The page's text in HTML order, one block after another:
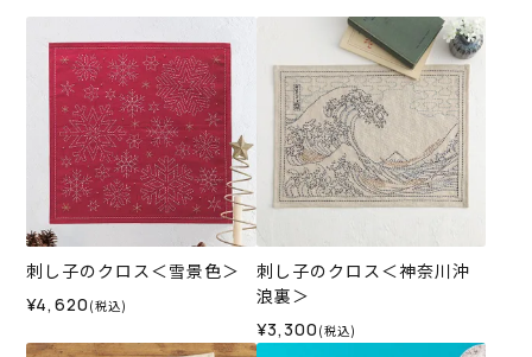
刺し子のクロス＜雪景色＞
¥4,620 (税込)
刺し子のクロス＜神奈川沖
浪裏＞
¥3,300 (税込)